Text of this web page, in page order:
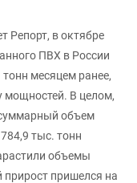
Репорт, в октябре
ПВХ в России
месяцем ранее,
мощностей. В целом,
объем
тыс. тонн
объемы
пришелся на